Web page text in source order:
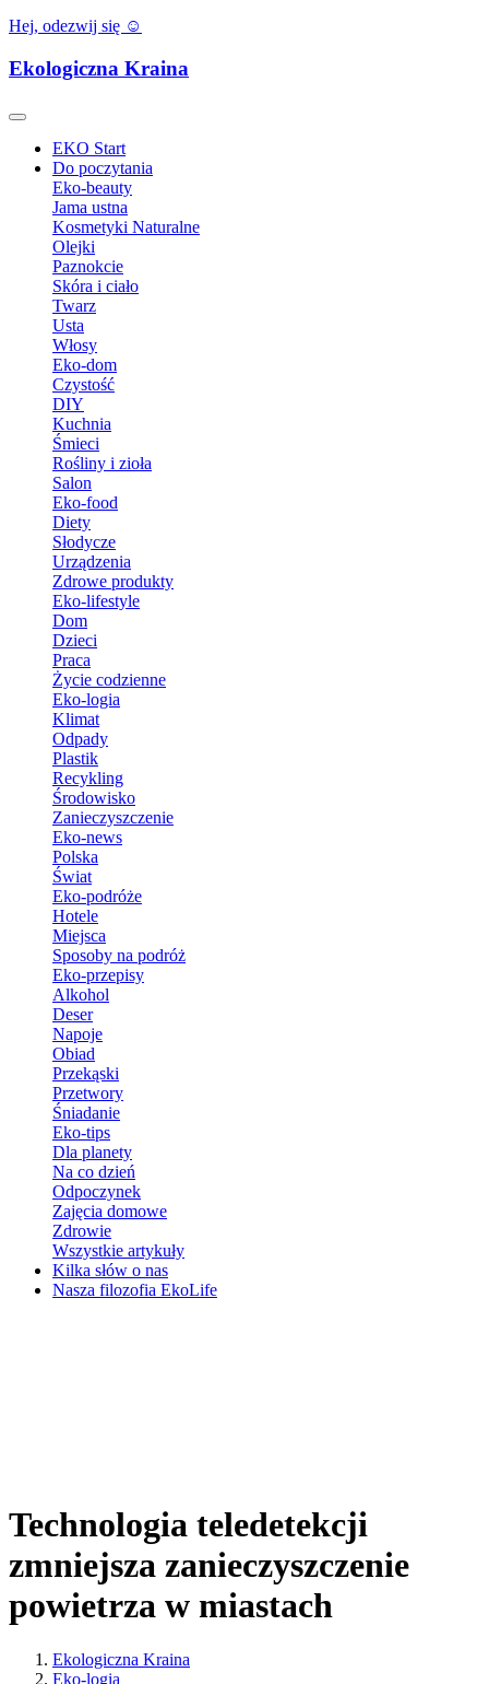
Hej, odezwij się ☺️
Ekologiczna Kraina
EKO Start
Do poczytania
Eko-beauty
Jama ustna
Kosmetyki Naturalne
Olejki
Paznokcie
Skóra i ciało
Twarz
Usta
Włosy
Eko-dom
Czystość
DIY
Kuchnia
Śmieci
Rośliny i zioła
Salon
Eko-food
Diety
Słodycze
Urządzenia
Zdrowe produkty
Eko-lifestyle
Dom
Dzieci
Praca
Życie codzienne
Eko-logia
Klimat
Odpady
Plastik
Recykling
Środowisko
Zanieczyszczenie
Eko-news
Polska
Świat
Eko-podróże
Hotele
Miejsca
Sposoby na podróż
Eko-przepisy
Alkohol
Deser
Napoje
Obiad
Przekąski
Przetwory
Śniadanie
Eko-tips
Dla planety
Na co dzień
Odpoczynek
Zajęcia domowe
Zdrowie
Wszystkie artykuły
Kilka słów o nas
Nasza filozofia EkoLife
Technologia teledetekcji
zmniejsza zanieczyszczenie
powietrza w miastach
Ekologiczna Kraina
Eko-logia